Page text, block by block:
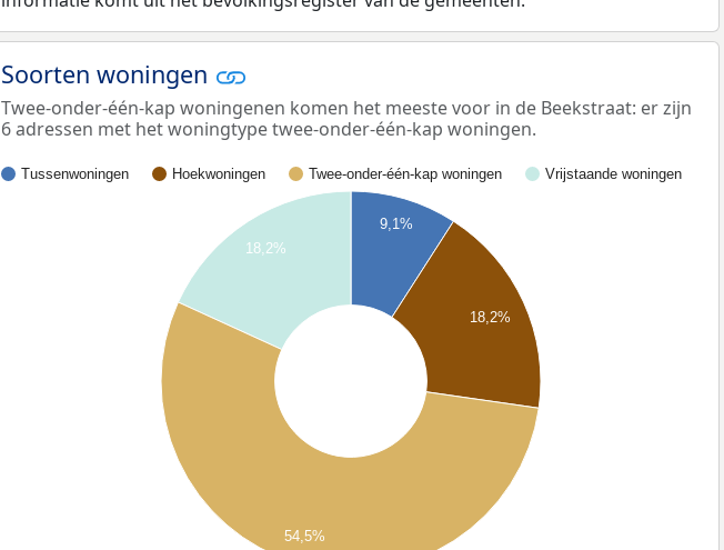
Soorten woningen
Twee-onder-één-kap woningenen komen het meeste voor in de Beekstraat: er zijn
6 adressen met het woningtype twee-onder-één-kap woningen.
Tussenwoningen Hoekwoningen Twee-onder-één-kap woningen Vrijstaande woningen
9,1%
18,2%
18,2%
54,5%